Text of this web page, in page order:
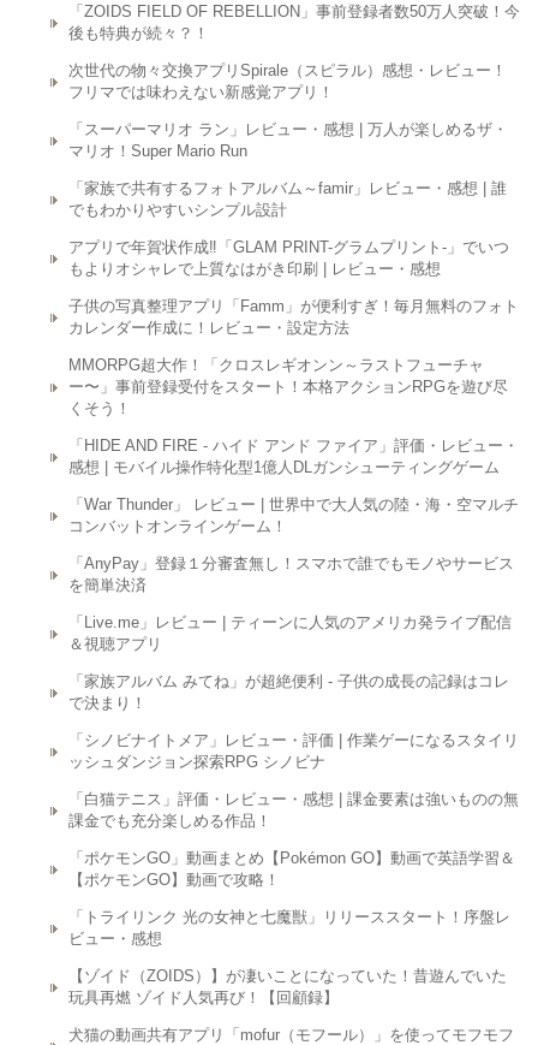
「ZOIDS FIELD OF REBELLION」事前登録者数50万人突破！今
後も特典が続々？！
次世代の物々交換アプリSpirale（スピラル）感想・レビュー！
フリマでは味わえない新感覚アプリ！
「スーパーマリオ ラン」レビュー・感想 | 万人が楽しめるザ・
マリオ！Super Mario Run
「家族で共有するフォトアルバム～famir」レビュー・感想 | 誰
でもわかりやすいシンプル設計
アプリで年賀状作成‼︎「GLAM PRINT-グラムプリント-」でいつ
もよりオシャレで上質なはがき印刷 | レビュー・感想
子供の写真整理アプリ「Famm」が便利すぎ！毎月無料のフォト
カレンダー作成に！レビュー・設定方法
MMORPG超大作！「クロスレギオンン～ラストフューチャ
ー〜」事前登録受付をスタート！本格アクションRPGを遊び尽
くそう！
「HIDE AND FIRE - ハイド アンド ファイア」評価・レビュー・
感想 | モバイル操作特化型1億人DLガンシューティングゲーム
「War Thunder」 レビュー | 世界中で大人気の陸・海・空マルチ
コンバットオンラインゲーム！
「AnyPay」登録１分審査無し！スマホで誰でもモノやサービス
を簡単決済
「Live.me」レビュー | ティーンに人気のアメリカ発ライブ配信
＆視聴アプリ
「家族アルバム みてね」が超絶便利 - 子供の成長の記録はコレ
で決まり！
「シノビナイトメア」レビュー・評価 | 作業ゲーになるスタイリ
ッシュダンジョン探索RPG シノビナ
「白猫テニス」評価・レビュー・感想 | 課金要素は強いものの無
課金でも充分楽しめる作品！
「ポケモンGO」動画まとめ【Pokémon GO】動画で英語学習＆
【ポケモンGO】動画で攻略！
「トライリンク 光の女神と七魔獣」リリーススタート！序盤レ
ビュー・感想
【ゾイド（ZOIDS）】が凄いことになっていた！昔遊んでいた
玩具再燃 ゾイド人気再び！【回顧録】
犬猫の動画共有アプリ「mofur（モフール）」を使ってモフモフ